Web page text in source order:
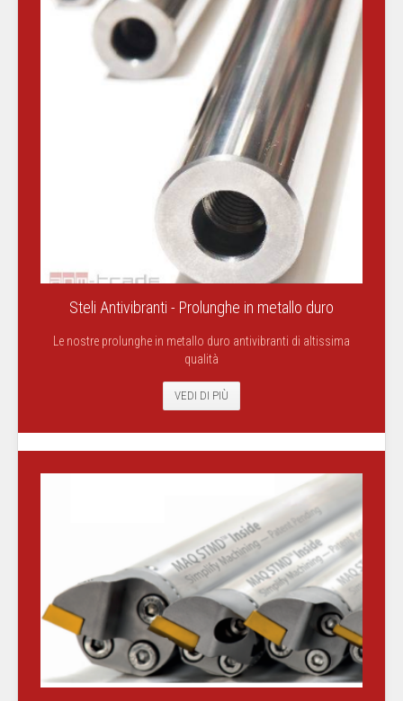
Steli Antivibranti - Prolunghe in metallo duro
Le nostre prolunghe in metallo duro antivibranti di altissima
qualità
VEDI DI PIÙ